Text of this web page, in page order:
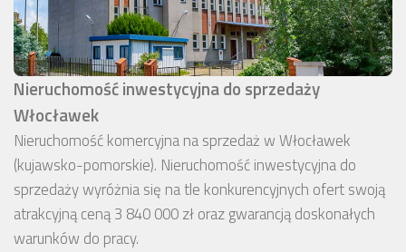
Nieruchomość inwestycyjna do sprzedaży
Włocławek
Nieruchomość komercyjna na sprzedaż w Włocławek
(kujawsko-pomorskie). Nieruchomość inwestycyjna do
sprzedaży wyróżnia się na tle konkurencyjnych ofert swoją
atrakcyjną ceną 3 840 000 zł oraz gwarancją doskonałych
warunków do pracy.